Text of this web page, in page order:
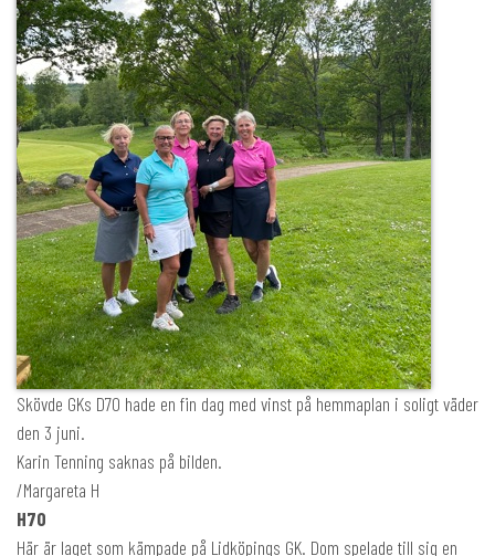
Skövde GKs D70 hade en fin dag med vinst på hemmaplan i soligt väder
den 3 juni.
Karin Tenning saknas på bilden.
/Margareta H
H70
Här är laget som kämpade på Lidköpings GK. Dom spelade till sig en